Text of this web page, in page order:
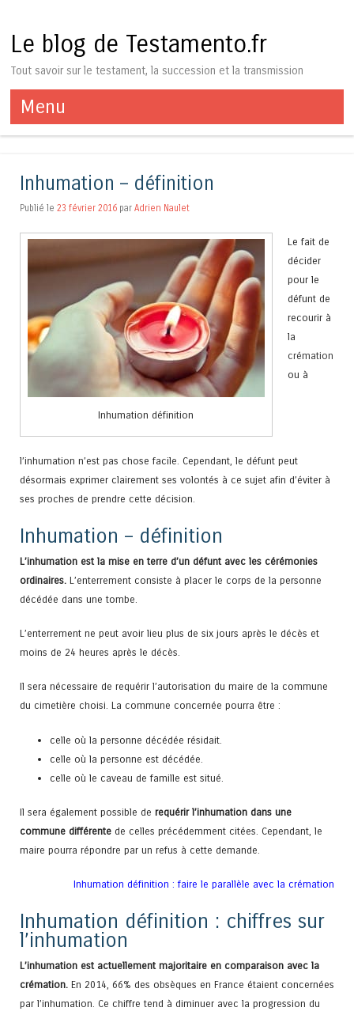
Le blog de Testamento.fr
Tout savoir sur le testament, la succession et la transmission
Menu
Aller au contenu
Inhumation – définition
Publié le 23 février 2016 par Adrien Naulet
Inhumation définition
Le fait de
décider
pour le
défunt de
recourir à
la
crémation
ou à
l’inhumation n’est pas chose facile. Cependant, le défunt peut
désormais exprimer clairement ses volontés à ce sujet afin d’éviter à
ses proches de prendre cette décision.
Inhumation – définition
L’inhumation est la mise en terre d’un défunt avec les cérémonies
ordinaires. L’enterrement consiste à placer le corps de la personne
décédée dans une tombe.
L’enterrement ne peut avoir lieu plus de six jours après le décès et
moins de 24 heures après le décès.
Il sera nécessaire de requérir l’autorisation du maire de la commune
du cimetière choisi. La commune concernée pourra être :
celle où la personne décédée résidait.
celle où la personne est décédée.
celle où le caveau de famille est situé.
Il sera également possible de requérir l’inhumation dans une
commune différente de celles précédemment citées. Cependant, le
maire pourra répondre par un refus à cette demande.
Inhumation définition : faire le parallèle avec la crémation
Inhumation définition : chiffres sur
l’inhumation
L’inhumation est actuellement majoritaire en comparaison avec la
crémation. En 2014, 66% des obsèques en France étaient concernées
par l’inhumation. Ce chiffre tend à diminuer avec la progression du